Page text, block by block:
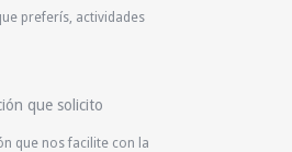
preferís, actividades
que solicito
que nos facilite con la